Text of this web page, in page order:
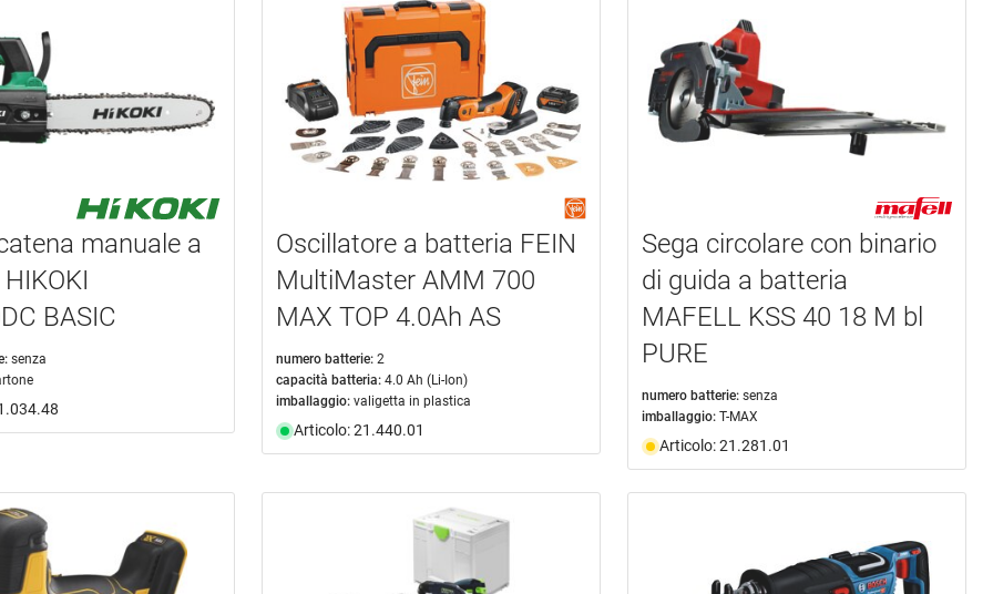
manuale a
BASIC
senza
Oscillatore a batteria FEIN
MultiMaster AMM 700
MAX TOP 4.0Ah AS
numero batterie: 2
capacità batteria: 4.0 Ah (Li-Ion)
imballaggio: valigetta in plastica
Articolo: 21.440.01
Sega circolare con binario
di guida a batteria
MAFELL KSS 40 18 M bl
PURE
numero batterie: senza
imballaggio: T-MAX
Articolo: 21.281.01